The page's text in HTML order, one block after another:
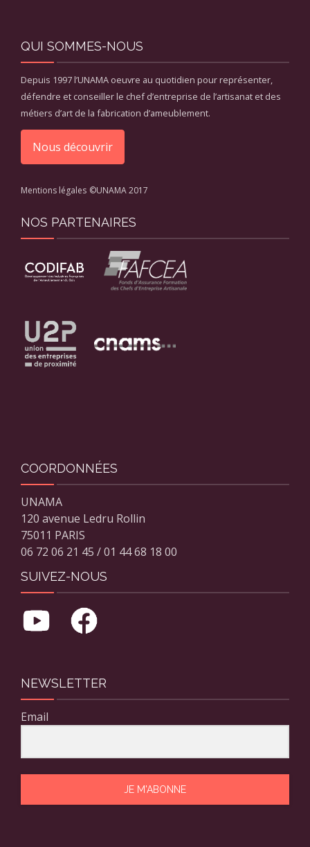
QUI SOMMES-NOUS
Depuis 1997 l’UNAMA oeuvre au quotidien pour représenter,
défendre et conseiller le chef d’entreprise de l’artisanat et des
métiers d’art de la fabrication d’ameublement.
Nous découvrir
Mentions légales ©UNAMA 2017
NOS PARTENAIRES
COORDONNÉES
UNAMA
120 avenue Ledru Rollin
75011 PARIS
06 72 06 21 45 / 01 44 68 18 00
SUIVEZ-NOUS
NEWSLETTER
Email
JE M'ABONNE